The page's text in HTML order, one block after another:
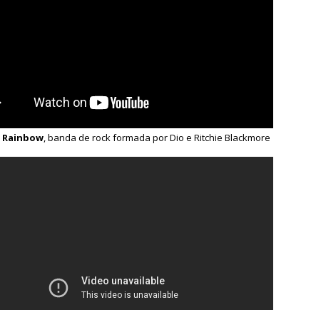
Rainbow, banda de rock formada por Dio e Ritchie Blackmore